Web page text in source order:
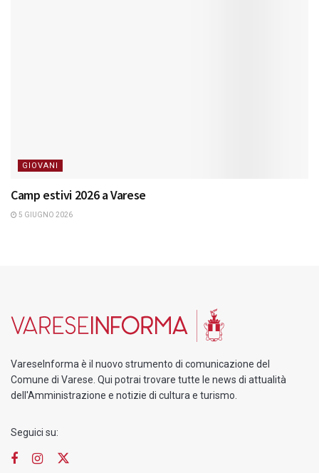
GIOVANI
Camp estivi 2026 a Varese
5 GIUGNO 2026
VareseInforma è il nuovo strumento di comunicazione del
Comune di Varese. Qui potrai trovare tutte le news di attualità
dell'Amministrazione e notizie di cultura e turismo.
Seguici su: